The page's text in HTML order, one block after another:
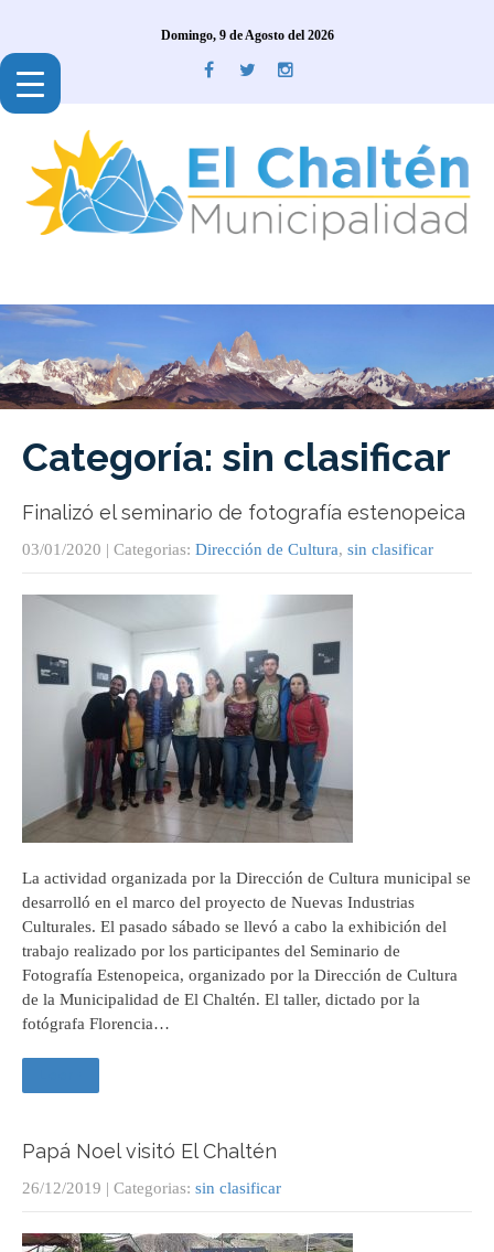
Domingo, 9 de Agosto del 2026
Categoría: sin clasificar
Finalizó el seminario de fotografía estenopeica
03/01/2020 | Categorias: Dirección de Cultura, sin clasificar
La actividad organizada por la Dirección de Cultura municipal se
desarrolló en el marco del proyecto de Nuevas Industrias
Culturales. El pasado sábado se llevó a cabo la exhibición del
trabajo realizado por los participantes del Seminario de
Fotografía Estenopeica, organizado por la Dirección de Cultura
de la Municipalidad de El Chaltén. El taller, dictado por la
fotógrafa Florencia…
Papá Noel visitó El Chaltén
26/12/2019 | Categorias: sin clasificar